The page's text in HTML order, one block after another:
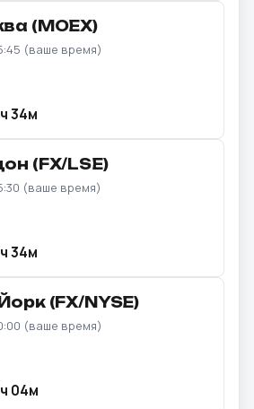
(MOEX)
(ваше время)
34м
(FX/LSE)
(ваше время)
34м
(FX/NYSE)
(ваше время)
04м